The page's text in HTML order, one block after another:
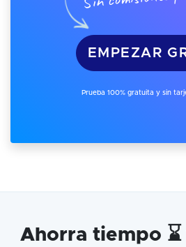
EMPEZAR
Prueba 100% gratuita y sin
Ahorra tiempo